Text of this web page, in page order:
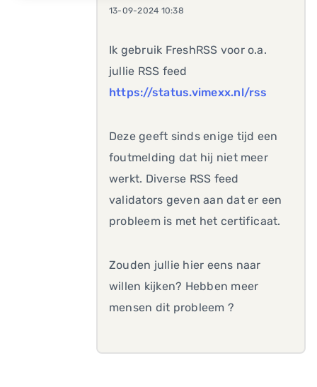
13-09-2024 10:38
Ik gebruik FreshRSS voor o.a.
jullie RSS feed
https://status.vimexx.nl/rss
Deze geeft sinds enige tijd een
foutmelding dat hij niet meer
werkt. Diverse RSS feed
validators geven aan dat er een
probleem is met het certificaat.
Zouden jullie hier eens naar
willen kijken? Hebben meer
mensen dit probleem ?